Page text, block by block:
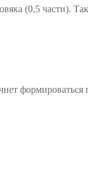
(0,5 части).